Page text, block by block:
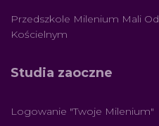
Przedszkole Milenium Mali
Kościelnym
Studia zaoczne
Logowanie "Twoje Milenium"